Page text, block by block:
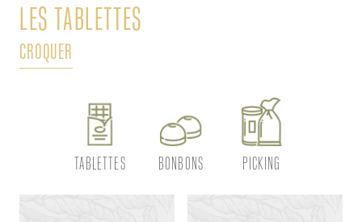
LES TABLETTES
CROQUER
TABLETTES BONBONS PICKING